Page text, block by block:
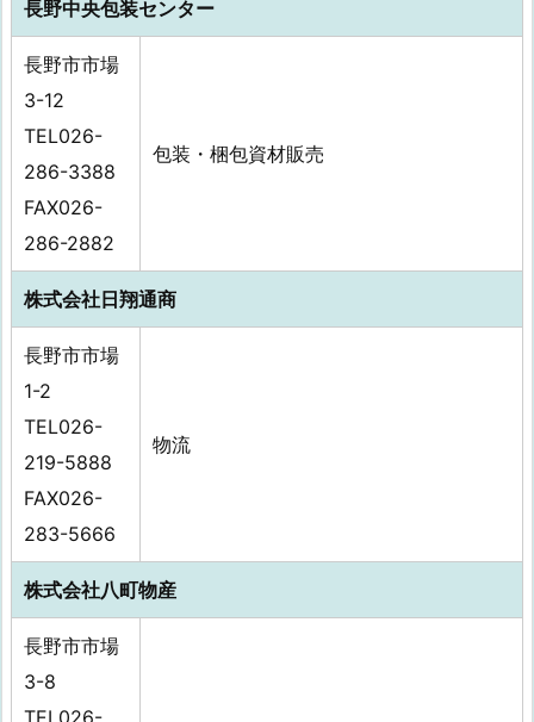
長野中央包装センター
長野市市場
3-12
TEL026-
286-3388
FAX026-
286-2882
包装・梱包資材販売
株式会社日翔通商
長野市市場
1-2
TEL026-
219-5888
FAX026-
283-5666
物流
株式会社八町物産
長野市市場
3-8